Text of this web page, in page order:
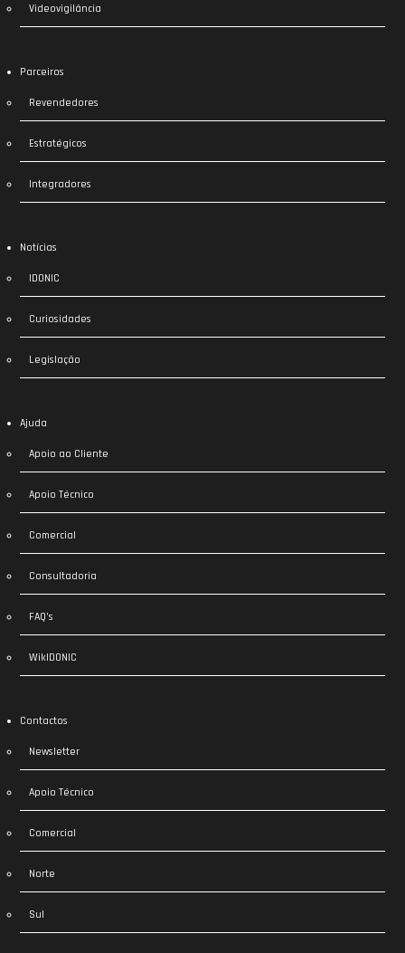
Videovigilância
Parceiros
Revendedores
Estratégicos
Integradores
Notícias
IDONIC
Curiosidades
Legislação
Ajuda
Apoio ao Cliente
Apoio Técnico
Comercial
Consultadoria
FAQ’s
WikIDONIC
Contactos
Newsletter
Apoio Técnico
Comercial
Norte
Sul